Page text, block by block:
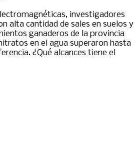
investigadores
alta cantidad de sales en suelos y
ganaderos de la provincia
en el agua superaron hasta
¿Qué alcances tiene el